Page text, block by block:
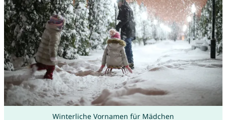
Winterliche Vornamen für Mädchen